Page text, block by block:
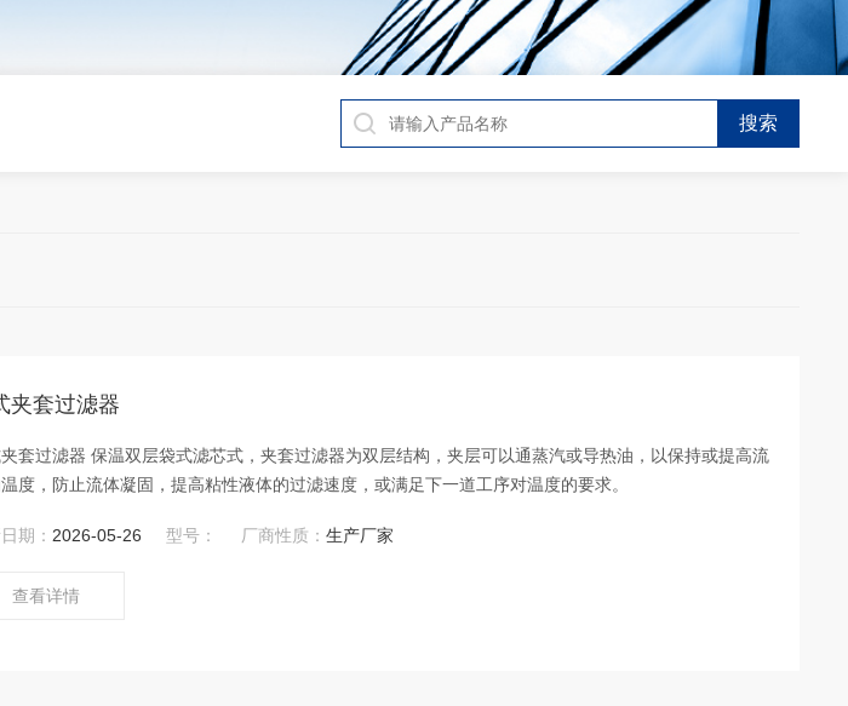
夹套过滤器
套过滤器 保温双层袋式滤芯式，夹套过滤器为双层结构，夹层可以通蒸汽或导热油，以保持或提高流
度，防止流体凝固，提高粘性液体的过滤速度，或满足下一道工序对温度的要求。
期： 2026-05-26 型号： 厂商性质：生产厂家
查看详情